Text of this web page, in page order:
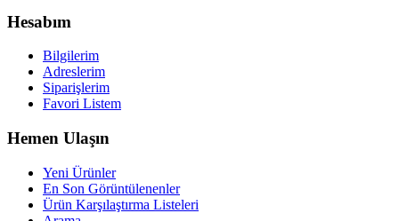
Hesabım
Bilgilerim
Adreslerim
Siparişlerim
Favori Listem
Hemen Ulaşın
Yeni Ürünler
En Son Görüntülenenler
Ürün Karşılaştırma Listeleri